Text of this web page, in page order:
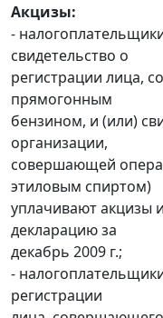
Акцизы:
-
свидетельство о
регистрации лица,
прямогонным
бензином, и (или)
организации,
совершающей
этиловым спиртом)
уплачивают акцизы
декларацию за
декабрь 2009 г.;
-
регистрации